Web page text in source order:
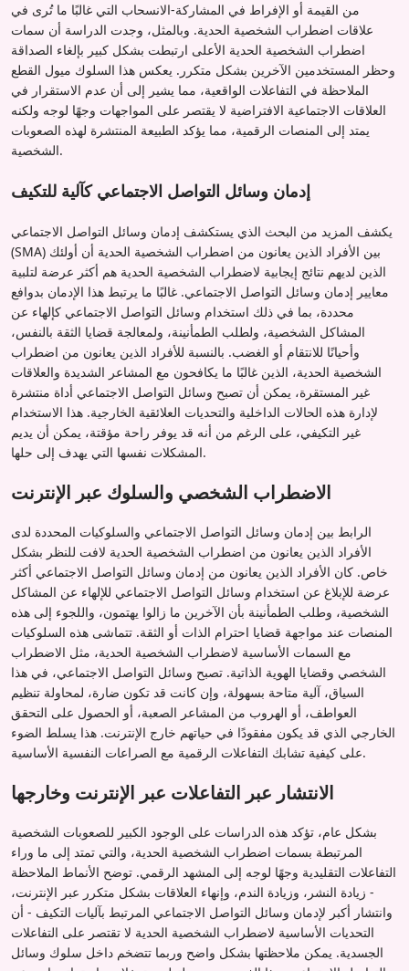
من القيمة أو الإفراط في المشاركة-الانسحاب التي غالبًا ما تُرى في
علاقات اضطراب الشخصية الحدية. وبالمثل، وجدت الدراسة أن سمات
اضطراب الشخصية الحدية الأعلى ارتبطت بشكل كبير بإلغاء الصداقة
وحظر المستخدمين الآخرين بشكل متكرر. يعكس هذا السلوك ميول القطع
الملاحظة في التفاعلات الواقعية، مما يشير إلى أن عدم الاستقرار في
العلاقات الاجتماعية الافتراضية لا يقتصر على المواجهات وجهًا لوجه ولكنه
يمتد إلى المنصات الرقمية، مما يؤكد الطبيعة المنتشرة لهذه الصعوبات
الشخصية.
إدمان وسائل التواصل الاجتماعي كآلية للتكيف
يكشف المزيد من البحث الذي يستكشف إدمان وسائل التواصل الاجتماعي
(SMA) بين الأفراد الذين يعانون من اضطراب الشخصية الحدية أن أولئك
الذين لديهم نتائج إيجابية لاضطراب الشخصية الحدية هم أكثر عرضة لتلبية
معايير إدمان وسائل التواصل الاجتماعي. غالبًا ما يرتبط هذا الإدمان بدوافع
محددة، بما في ذلك استخدام وسائل التواصل الاجتماعي كإلهاء عن
المشاكل الشخصية، ولطلب الطمأنينة، ولمعالجة قضايا الثقة بالنفس،
وأحيانًا للانتقام أو الغضب. بالنسبة للأفراد الذين يعانون من اضطراب
الشخصية الحدية، الذين غالبًا ما يكافحون مع المشاعر الشديدة والعلاقات
غير المستقرة، يمكن أن تصبح وسائل التواصل الاجتماعي أداة منتشرة
لإدارة هذه الحالات الداخلية والتحديات العلائقية الخارجية. هذا الاستخدام
غير التكيفي، على الرغم من أنه قد يوفر راحة مؤقتة، يمكن أن يديم
المشكلات نفسها التي يهدف إلى حلها.
الاضطراب الشخصي والسلوك عبر الإنترنت
الرابط بين إدمان وسائل التواصل الاجتماعي والسلوكيات المحددة لدى
الأفراد الذين يعانون من اضطراب الشخصية الحدية لافت للنظر بشكل
خاص. كان الأفراد الذين يعانون من إدمان وسائل التواصل الاجتماعي أكثر
عرضة للإبلاغ عن استخدام وسائل التواصل الاجتماعي للإلهاء عن المشاكل
الشخصية، وطلب الطمأنينة بأن الآخرين ما زالوا يهتمون، واللجوء إلى هذه
المنصات عند مواجهة قضايا احترام الذات أو الثقة. تتماشى هذه السلوكيات
مع السمات الأساسية لاضطراب الشخصية الحدية، مثل الاضطراب
الشخصي وقضايا الهوية الذاتية. تصبح وسائل التواصل الاجتماعي، في هذا
السياق، آلية متاحة بسهولة، وإن كانت قد تكون ضارة، لمحاولة تنظيم
العواطف، أو الهروب من المشاعر الصعبة، أو الحصول على التحقق
الخارجي الذي قد يكون مفقودًا في حياتهم خارج الإنترنت. هذا يسلط الضوء
على كيفية تشابك التفاعلات الرقمية مع الصراعات النفسية الأساسية.
الانتشار عبر التفاعلات عبر الإنترنت وخارجها
بشكل عام، تؤكد هذه الدراسات على الوجود الكبير للصعوبات الشخصية
المرتبطة بسمات اضطراب الشخصية الحدية، والتي تمتد إلى ما وراء
التفاعلات التقليدية وجهًا لوجه إلى المشهد الرقمي. توضح الأنماط الملاحظة
- زيادة النشر، وزيادة الندم، وإنهاء العلاقات بشكل متكرر عبر الإنترنت،
وانتشار أكبر لإدمان وسائل التواصل الاجتماعي المرتبط بآليات التكيف - أن
التحديات الأساسية لاضطراب الشخصية الحدية لا تقتصر على التفاعلات
الجسدية. يمكن ملاحظتها بشكل واضح وربما تتضخم داخل سلوك وسائل